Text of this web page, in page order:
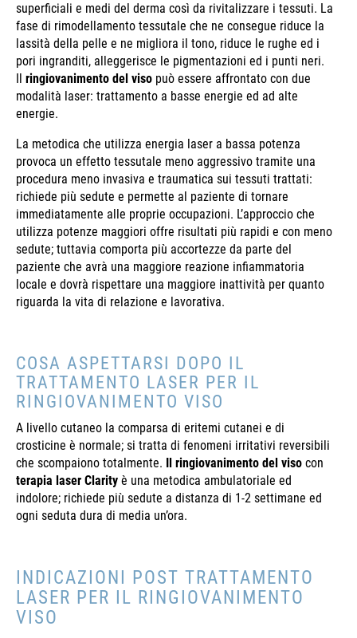
superficiali e medi del derma così da rivitalizzare i tessuti. La
fase di rimodellamento tessutale che ne consegue riduce la
lassità della pelle e ne migliora il tono, riduce le rughe ed i
pori ingranditi, alleggerisce le pigmentazioni ed i punti neri.
ringiovanimento del viso può essere affrontato con due
modalità laser: trattamento a basse energie ed ad alte
energie.
La metodica che utilizza energia laser a bassa potenza
provoca un effetto tessutale meno aggressivo tramite una
procedura meno invasiva e traumatica sui tessuti trattati:
richiede più sedute e permette al paziente di tornare
immediatamente alle proprie occupazioni. L’approccio che
utilizza potenze maggiori offre risultati più rapidi e con meno
sedute; tuttavia comporta più accortezze da parte del
paziente che avrà una maggiore reazione infiammatoria
locale e dovrà rispettare una maggiore inattività per quanto
riguarda la vita di relazione e lavorativa.
COSA ASPETTARSI DOPO IL
TRATTAMENTO LASER PER IL
RINGIOVANIMENTO VISO
A livello cutaneo la comparsa di eritemi cutanei e di
crosticine è normale; si tratta di fenomeni irritativi reversibili
che scompaiono totalmente.
Il ringiovanimento del viso con
terapia laser Clarity è una metodica ambulatoriale ed
indolore; richiede più sedute a distanza di 1-2 settimane ed
ogni seduta dura di media un’ora.
INDICAZIONI POST TRATTAMENTO
LASER PER IL RINGIOVANIMENTO
VISO